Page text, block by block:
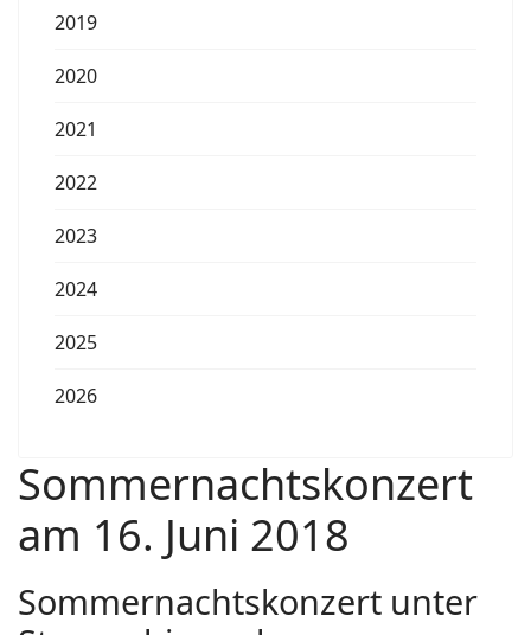
2019
2020
2021
2022
2023
2024
2025
2026
Sommernachtskonzert
am 16. Juni 2018
Sommernachtskonzert unter